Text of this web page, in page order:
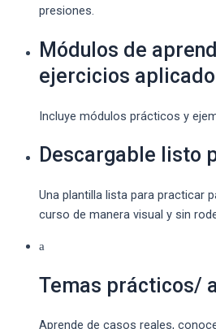
presiones.
Módulos de
ejercicios
Incluye módulos prácticos y
Descargable listo
Una plantilla lista para practicar
curso de manera visual y sin
Temas prácticos/
Aprende de casos reales,